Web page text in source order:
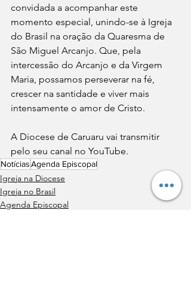
convidada a acompanhar este
momento especial, unindo-se à Igreja
do Brasil na oração da Quaresma de
São Miguel Arcanjo. Que, pela
intercessão do Arcanjo e da Virgem
Maria, possamos perseverar na fé,
crescer na santidade e viver mais
intensamente o amor de Cristo.
A Diocese de Caruaru vai transmitir
pelo seu canal no YouTube.
NotíciasAgenda Episcopal
Igreja na Diocese
Igreja no Brasil
Agenda Episcopal